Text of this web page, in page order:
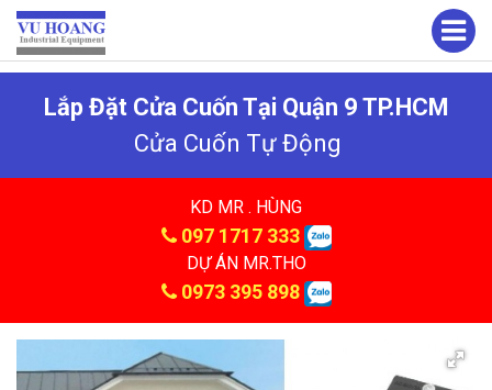
Lắp Đặt Cửa Cuốn Tại Quận 9 TP.HCM
Cửa Cuốn Tự Động
KD MR . HÙNG
097 1717 333
DỰ ÁN MR.THO
0973 395 898